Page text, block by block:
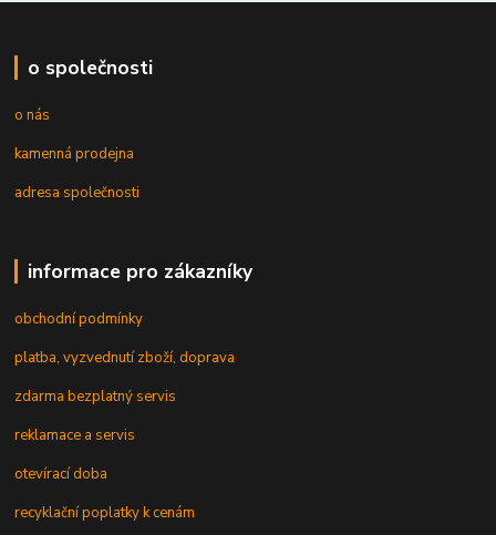
o společnosti
o nás
kamenná prodejna
adresa společnosti
informace pro zákazníky
obchodní podmínky
platba, vyzvednutí zboží, doprava
zdarma bezplatný servis
reklamace a servis
otevírací doba
recyklační poplatky k cenám